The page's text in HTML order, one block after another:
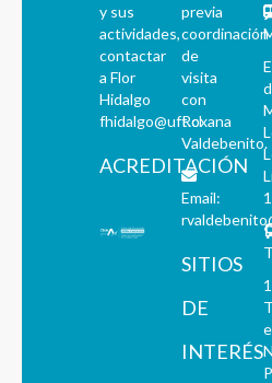
y sus
actividades,
contactar
a Flor
Hidalgo
fhidalgo@uft.cl
ACREDITACIÓN
previa
coordinación
de
visita
con
Roxana
Valdebenito.
Email:
SITIOS
DE
INTERÉS